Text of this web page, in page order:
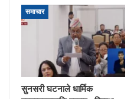
समाचार
सुनसरी घटनाले धार्मिक